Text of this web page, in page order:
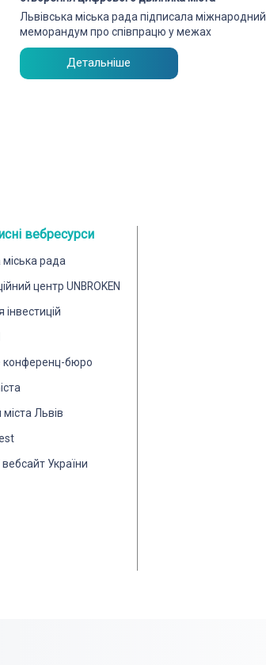
Львівська міська рада підписала міжнародний
меморандум про співпрацю у межах
Детальніше
вебресурси
міська рада
центр UNBROKEN
конференц-бюро
Львів
України